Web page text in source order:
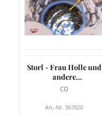
Storl - Frau Holle und
andere
Pflanzenmärchen
CD
Art.-Nr. 367820